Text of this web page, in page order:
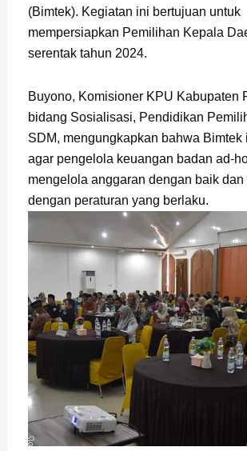
(Bimtek). Kegiatan ini bertujuan untuk
mempersiapkan Pemilihan Kepala
serentak tahun 2024.
Buyono, Komisioner KPU Kabupaten
bidang Sosialisasi, Pendidikan
SDM, mengungkapkan bahwa Bimtek
agar pengelola keuangan badan ad-
mengelola anggaran dengan baik dan
dengan peraturan yang berlaku.